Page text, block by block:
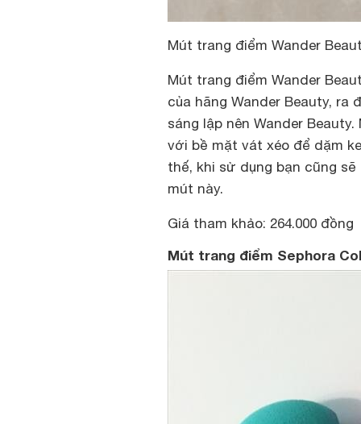
Mút trang điểm Wander
Mút trang điểm Wander
của hãng Wander Beauty, ra
sáng lập nên Wander
với bề mặt vát xéo để dặm
thế, khi sử dụng bạn cũng
mút này.
Giá tham khảo: 264.000 đồng
Mút trang điểm Sephora